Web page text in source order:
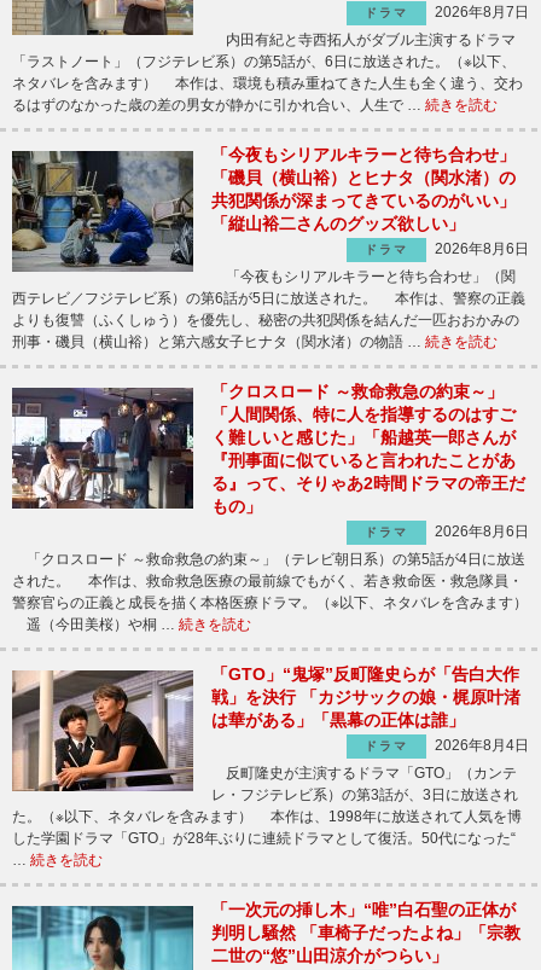
ドラマ
2026年8月7日
内田有紀と寺西拓人がダブル主演するドラマ
「ラストノート」（フジテレビ系）の第5話が、6日に放送された。（※以下、
ネタバレを含みます） 本作は、環境も積み重ねてきた人生も全く違う、交わ
るはずのなかった歳の差の男女が静かに引かれ合い、人生で … 続きを読む
「今夜もシリアルキラーと待ち合わせ」
「磯貝（横山裕）とヒナタ（関水渚）の
共犯関係が深まってきているのがいい」
「縦山裕二さんのグッズ欲しい」
ドラマ
2026年8月6日
「今夜もシリアルキラーと待ち合わせ」（関
西テレビ／フジテレビ系）の第6話が5日に放送された。 本作は、警察の正義
よりも復讐（ふくしゅう）を優先し、秘密の共犯関係を結んだ一匹おおかみの
刑事・磯貝（横山裕）と第六感女子ヒナタ（関水渚）の物語 … 続きを読む
「クロスロード ～救命救急の約束～」
「人間関係、特に人を指導するのはすご
く難しいと感じた」「船越英一郎さんが
『刑事面に似ていると言われたことがあ
る』って、そりゃあ2時間ドラマの帝王だ
もの」
ドラマ
2026年8月6日
「クロスロード ～救命救急の約束～」（テレビ朝日系）の第5話が4日に放送
された。 本作は、救命救急医療の最前線でもがく、若き救命医・救急隊員・
警察官らの正義と成長を描く本格医療ドラマ。（※以下、ネタバレを含みます）
遥（今田美桜）や桐 … 続きを読む
「GTO」“鬼塚”反町隆史らが「告白大作
戦」を決行 「カジサックの娘・梶原叶渚
は華がある」「黒幕の正体は誰」
ドラマ
2026年8月4日
反町隆史が主演するドラマ「GTO」（カンテ
レ・フジテレビ系）の第3話が、3日に放送され
た。（※以下、ネタバレを含みます） 本作は、1998年に放送されて人気を博
した学園ドラマ「GTO」が28年ぶりに連続ドラマとして復活。50代になった“
続きを読む
「一次元の挿し木」“唯”白石聖の正体が
判明し騒然 「車椅子だったよね」「宗教
二世の“悠”山田涼介がつらい」